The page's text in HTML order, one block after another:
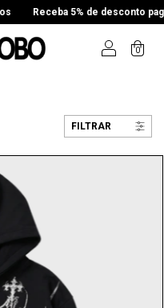
Receba 5% de desconto
0
FILTRAR